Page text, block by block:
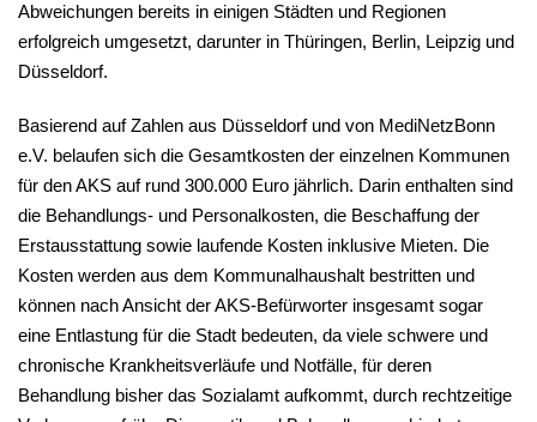
Abweichungen bereits in einigen Städten und Regionen
erfolgreich umgesetzt, darunter in Thüringen, Berlin, Leipzig und
Düsseldorf.
Basierend auf Zahlen aus Düsseldorf und von MediNetzBonn
e.V. belaufen sich die Gesamtkosten der einzelnen Kommunen
für den AKS auf rund 300.000 Euro jährlich. Darin enthalten sind
die Behandlungs- und Personalkosten, die Beschaffung der
Erstausstattung sowie laufende Kosten inklusive Mieten. Die
Kosten werden aus dem Kommunalhaushalt bestritten und
können nach Ansicht der AKS-Befürworter insgesamt sogar
eine Entlastung für die Stadt bedeuten, da viele schwere und
chronische Krankheitsverläufe und Notfälle, für deren
Behandlung bisher das Sozialamt aufkommt, durch rechtzeitige